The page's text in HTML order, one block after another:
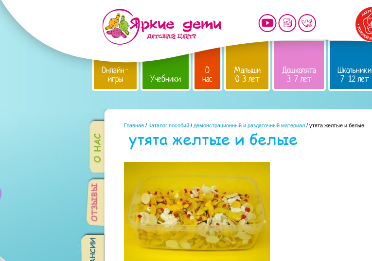
Онлайн-
игры Учебники
О
нас
Малыши
0-3 лет
Дошколята
3-7 лет
Школьники
7-12 лет
Главная / Каталог пособий / демонстрационный и раздаточный материал / утята желтые и белые
утята желтые и белые